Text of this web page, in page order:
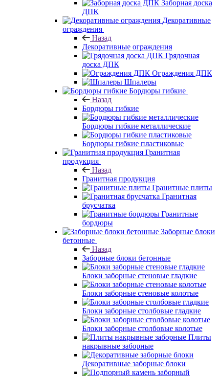
Заборная доска
ДПК
Декоративные
ограждения
Назад
Декоративные ограждения
Грядочная
доска ДПК
Ограждения ДПК
Шпалеры
Бордюры гибкие
Назад
Бордюры гибкие
Бордюры гибкие металлические
Бордюры гибкие пластиковые
Гранитная
продукция
Назад
Гранитная продукция
Гранитные плиты
Гранитная
брусчатка
Гранитные
бордюры
Заборные блоки
бетонные
Назад
Заборные блоки бетонные
Блоки заборные стеновые гладкие
Блоки заборные стеновые колотые
Блоки заборные столбовые гладкие
Блоки заборные столбовые колотые
Плиты
накрывные заборные
Декоративные заборные блоки